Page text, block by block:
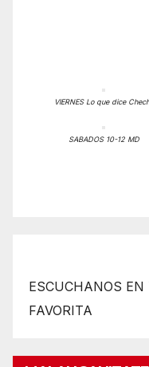
VIERNES Lo que dice
SABADOS 10-12 MD
ESCUCHANOS
FAVORITA